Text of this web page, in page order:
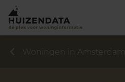
Woningen in Amsterdam